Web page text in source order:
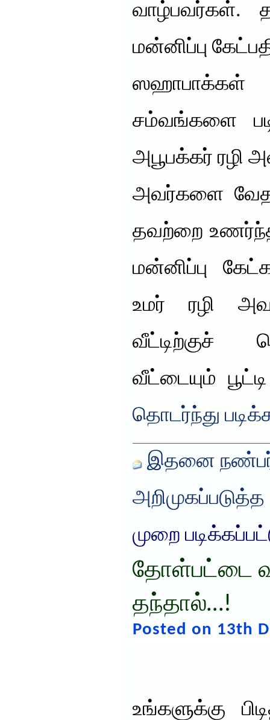
வாழ்பவர்கள்.
மன்னிப்பு
ஸஹாபாக்கள்
சம்வங்களை
அபூபக்கர் ரழி
அவர்களை
தவற்றை
மன்னிப்பு
உமர் ரழி
வீட்டிற்குச்
வீட்டையும்
தொடர்ந்து
இதனை
அறிமுகப்படுத்த
முறை
தோள்பட்டை
தந்தால்…!
Posted on 13th
உங்களுக்கு